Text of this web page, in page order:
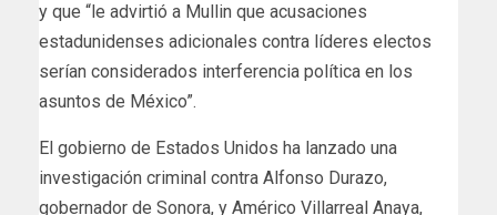
y que “le advirtió a Mullin que acusaciones
estadunidenses adicionales contra líderes electos
serían considerados interferencia política en los
asuntos de México”.
El gobierno de Estados Unidos ha lanzado una
investigación criminal contra Alfonso Durazo,
gobernador de Sonora, y Américo Villarreal Anaya,